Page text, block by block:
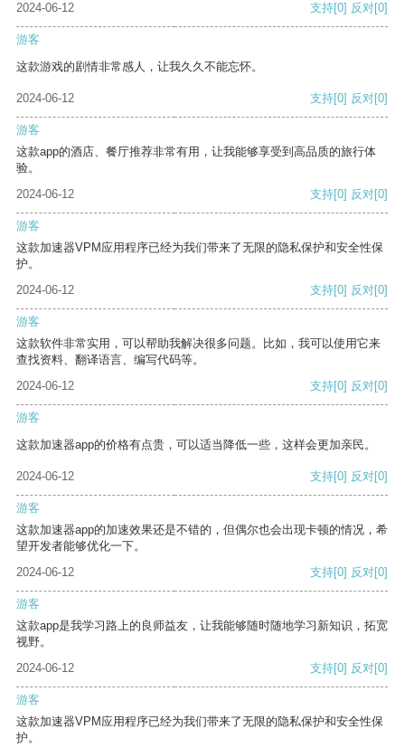
2024-06-12
支持[0] 反对[0]
游客
这款游戏的剧情非常感人，让我久久不能忘怀。
2024-06-12 支持[0] 反对[0]
游客
这款app的酒店、餐厅推荐非常有用，让我能够享受到高品质的旅行体
验。
2024-06-12
支持[0] 反对[0]
游客
这款加速器VPM应用程序已经为我们带来了无限的隐私保护和安全性保
护。
2024-06-12
支持[0] 反对[0]
游客
这款软件非常实用，可以帮助我解决很多问题。比如，我可以使用它来
查找资料、翻译语言、编写代码等。
2024-06-12
支持[0] 反对[0]
游客
这款加速器app的价格有点贵，可以适当降低一些，这样会更加亲民。
2024-06-12 支持[0] 反对[0]
游客
这款加速器app的加速效果还是不错的，但偶尔也会出现卡顿的情况，希
望开发者能够优化一下。
2024-06-12
支持[0] 反对[0]
游客
这款app是我学习路上的良师益友，让我能够随时随地学习新知识，拓宽
视野。
2024-06-12
支持[0] 反对[0]
游客
这款加速器VPM应用程序已经为我们带来了无限的隐私保护和安全性保
护。